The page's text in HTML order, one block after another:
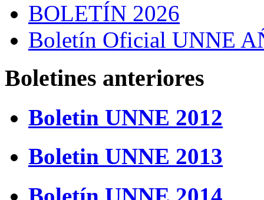
BOLETÍN 2026
Boletín Oficial UNNE
Boletines anteriores
Boletin UNNE 2012
Boletin UNNE 2013